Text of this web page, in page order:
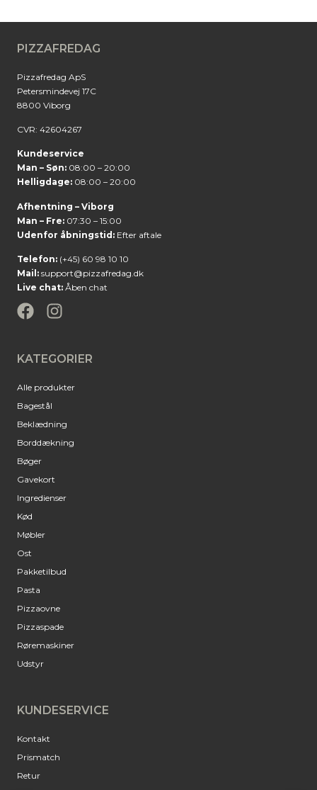
PIZZAFREDAG
Pizzafredag ApS
Petersmindevej 17C
8800 Viborg
CVR: 42604267
Kundeservice
Man – Søn: 08:00 – 20:00
Helligdage: 08:00 – 20:00
Afhentning – Viborg
Man – Fre: 07:30 – 15:00
Udenfor åbningstid: Efter aftale
Telefon: (+45) 60 98 10 10
Mail: support@pizzafredag.dk
Live chat: Åben chat
KATEGORIER
Alle produkter
Bagestål
Beklædning
Borddækning
Bøger
Gavekort
Ingredienser
Kød
Møbler
Ost
Pakketilbud
Pasta
Pizzaovne
Pizzaspade
Røremaskiner
Udstyr
KUNDESERVICE
Kontakt
Prismatch
Retur